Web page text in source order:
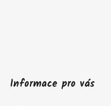
Informace pro vás